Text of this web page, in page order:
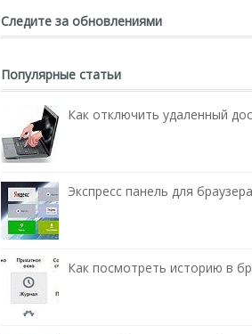
Следите за обновлениями
Популярные статьи
Как отключить удаленный
Экспресс панель для
Как посмотреть историю в